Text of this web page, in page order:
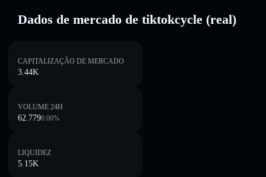
Dados de mercado de tiktokcycle (real)
CAPITALIZAÇÃO DE MERCADO
3.44K
VOLUME 24H
62.7790.00%
LIQUIDEZ
5.15K